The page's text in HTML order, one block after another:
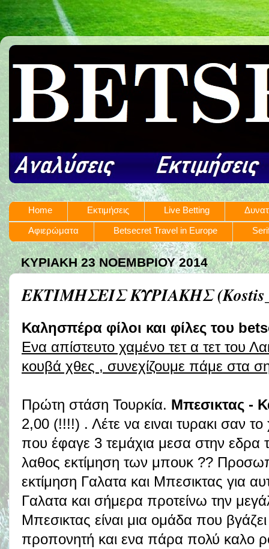
Home Εκτιμήσεις Live Betting
Αφιερώματα
Betsecret Travel in Europe
ΚΥΡΙΑΚΉ 23 ΝΟΕΜΒΡΊΟΥ 2014
ΕΚΤΙΜΗΣΕΙΣ ΚΥΡΙΑΚΗΣ
Καλησπέρα φίλοι και φίλες του
Ενα απίστευτο χαμένο τετ α τετ του
κουβά χθες , συνεχίζουμε πάμε στα
Πρώτη στάση Τουρκία. Μπεσικτας -
2,00 (!!!!) . Λέτε να ειναι τυρακι σαν
που έφαγε 3 τεμάχια μεσα στην εδρα
λαθος εκτίμηση των μπουκ ??
εκτίμηση Γαλατα και Μπεσικτας για
Γαλατα και σήμερα προτείνω την
Μπεσικτας είναι μια ομάδα που
προπονητή και ενα πάρα πολύ καλο